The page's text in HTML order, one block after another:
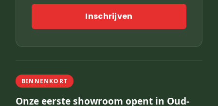
Inschrijven
BINNENKORT
Onze eerste showroom opent in Oud-